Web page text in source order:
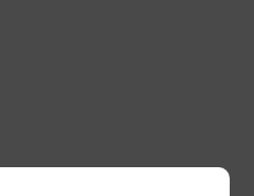
wieder Moral: